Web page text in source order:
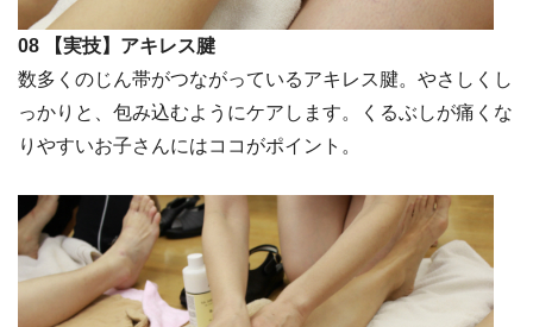
08 【実技】アキレス腱
数多くのじん帯がつながっているアキレス腱。やさしくし
っかりと、包み込むようにケアします。くるぶしが痛くな
りやすいお子さんにはココがポイント。